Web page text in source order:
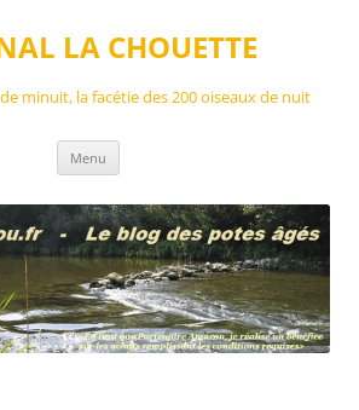
LA CHOUETTE
minuit, la facétie des 200 oiseaux de nuit
Menu